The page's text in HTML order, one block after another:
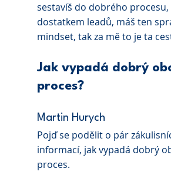
sestavíš do dobrého procesu,
dostatkem leadů, máš ten
mindset, tak za mě to je ta
Jak vypadá dobrý
proces?
Martin Hurych
Pojď se podělit o pár
informací, jak vypadá dobrý
proces.